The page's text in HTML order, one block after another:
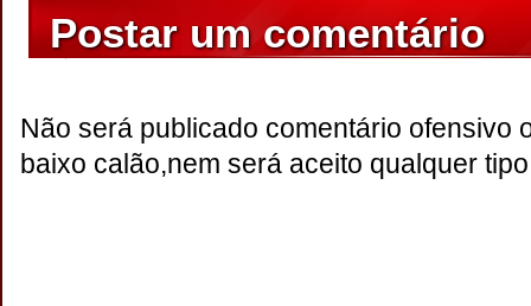
Postar um comentário
Não será publicado comentário ofensivo
baixo calão,nem será aceito qualquer